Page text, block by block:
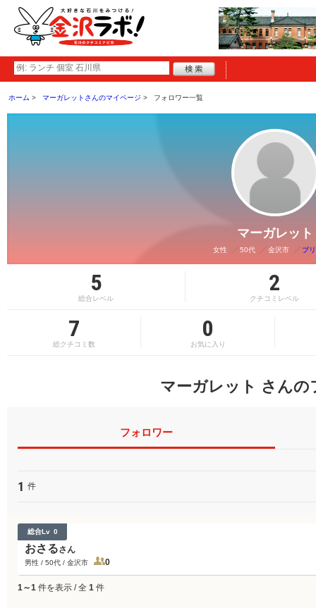
ホーム マーガレットさんのマイページ フォロワー一覧
マーガレット
女性 50代 金沢市 ブ
5
総合レベル
2
クチコミレベル
7
総クチコミ数
0
お気に入り
マーガレット さんの
フォロワー
1 件
総合Lv 0
おさるさん
男性 / 50代 / 金沢市 0
1～1 件を表示 / 全 1 件